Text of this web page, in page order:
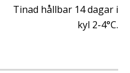
Tinad hållbar 14 dagar i
kyl 2-4°C.